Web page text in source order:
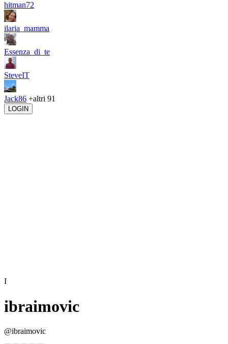
hitman72
ilaria_mamma
Essenza_di_te
SteveIT
Jack86 +altri 91
LOGIN
I
ibraimovic
@ibraimovic